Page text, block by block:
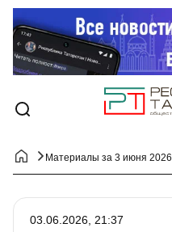
Материалы за 3 июня 2026
03.06.2026, 21:37